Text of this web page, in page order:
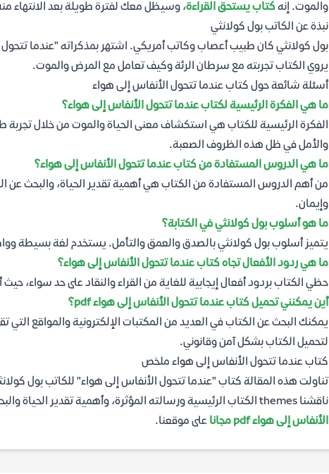
والموت. إنهكتاب يستحق القراءة، وسيظل معك لفترة طويلة بعد الانتهاء
نبذة عن الكاتب بول كولانثي
بول كولانثي كان طبيب أعصاب وكاتب أمريكي. اشتهر بمذكراته "عندما
يروي الكتاب تجربته مع سرطان الرئة وكيف تعامل مع المرض والموت.
أسئلة شائعة حول كتاب عندما تتحول الأنفاس إلى هواء
ما هي الفكرة الرئيسية لكتاب عندما تتحول الأنفاس إلى هواء؟
الفكرة الرئيسية للكتاب هي استكشاف معنى الحياة والموت من خلال
والأمل في ظل هذه الظروف الصعبة.
ما هي الدروس المستفادة من كتاب عندما تتحول الأنفاس إلى هواء؟
من أهم الدروس المستفادة من الكتاب هي أهمية تقدير الحياة، والبحث عن
وإيمان.
ما هو أسلوب بول كولانثي في الكتابة؟
يتميز أسلوب بول كولانثي بالصدق والعمق والتأمل. يستخدم لغة بسيطة
ما هي ردود الأفعال تجاه كتاب عندما تتحول الأنفاس إلى هواء؟
حظي الكتاب بردود أفعال إيجابية للغاية من القراء والنقاد على حد سواء،
أين يمكنني تحميل كتاب عندما تتحول الأنفاس إلى هواء pdf؟
لتحميل الكتاب بشكل آمن وقانوني.
كتاب عندما تتحول الأنفاس إلى هواء ملخص
تناولت هذه المقالة كتاب "عندما تتحول الأنفاس إلى هواء" للكاتب بول
ناقشنا themes الكتاب الرئيسية ورسالته المؤثرة، وأهمية تقدير الحياة والبحث عن المعنى. يمكنك تحميل الكتاب
الأنفاس إلى هواء pdf مجانا
على موقعنا.